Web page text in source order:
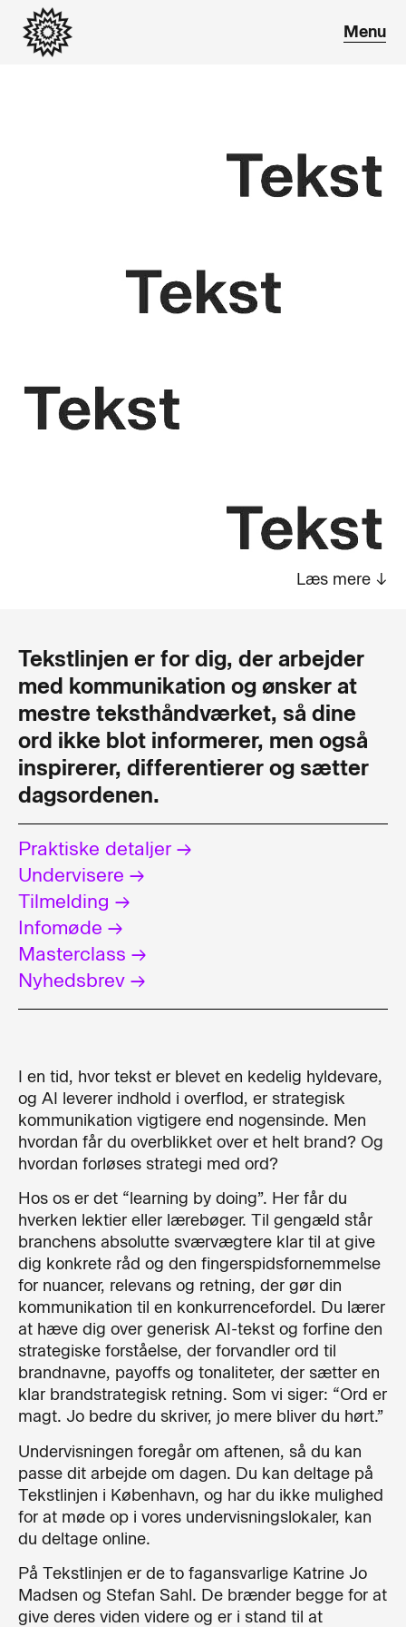
Læs mere ↓
Tekstlinjen er for dig, der arbejder
med kommunikation og ønsker at
mestre teksthåndværket, så dine
ord ikke blot informerer, men også
inspirerer, differentierer og sætter
dagsordenen.
Praktiske detaljer →
Undervisere →
Tilmelding →
Infomøde →
Masterclass →
Nyhedsbrev →
I en tid, hvor tekst er blevet en kedelig hyldevare,
og AI leverer indhold i overflod, er strategisk
kommunikation vigtigere end nogensinde. Men
hvordan får du overblikket over et helt brand? Og
hvordan forløses strategi med ord?
Hos os er det “learning by doing”. Her får du
hverken lektier eller lærebøger. Til gengæld står
branchens absolutte sværvægtere klar til at give
dig konkrete råd og den fingerspidsfornemmelse
for nuancer, relevans og retning, der gør din
kommunikation til en konkurrencefordel. Du lærer
at hæve dig over generisk AI-tekst og forfine den
strategiske forståelse, der forvandler ord til
brandnavne, payoffs og tonaliteter, der sætter en
klar brandstrategisk retning. Som vi siger: “Ord er
magt. Jo bedre du skriver, jo mere bliver du hørt.”
Undervisningen foregår om aftenen, så du kan
passe dit arbejde om dagen. Du kan deltage på
Tekstlinjen i København, og har du ikke mulighed
for at møde op i vores undervisningslokaler, kan
du deltage online.
På Tekstlinjen er de to fagansvarlige Katrine Jo
Madsen og Stefan Sahl. De brænder begge for at
give deres viden videre og er i stand til at